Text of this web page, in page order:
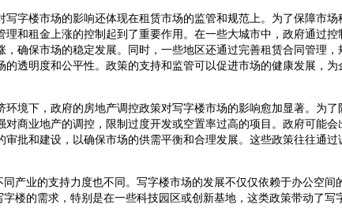
写字楼市场的影响还体现在租赁市场的监管和规范上。为了保障市
理和租金上涨的控制起到了重要作用。在一些大城市中，政府通过控
，确保市场的稳定发展。同时，一些地区还通过完善租赁合同管理，
的透明度和公平性。政策的支持和监管可以促进市场的健康发展，
环境下，政府的房地产调控政策对写字楼市场的影响愈加显著。为
对商业地产的调控，限制过度开发或空置率过高的项目。政府可能会
审批和建设，以确保市场的供需平衡和合理发展。这些政策往往通过
产业的支持力度也不同。写字楼市场的发展不仅仅依赖于办公空间
楼的需求，特别是在一些科技园区或创新基地，这类政策带动了写